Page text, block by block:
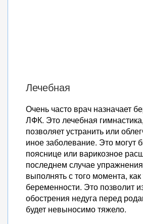
Лечебная
Очень часто врач назначает
ЛФК. Это лечебная
позволяет устранить или
иное заболевание. Это могут
пояснице или варикозное
последнем случае
выполнять с того момента,
беременности. Это позволит
обострения недуга перед
будет невыносимо тяжело.